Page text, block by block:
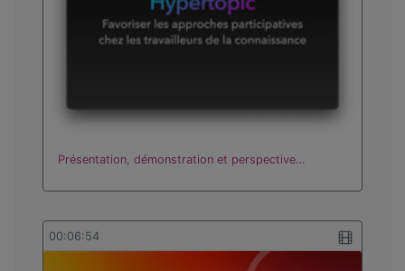
Présentation, démonstration et perspective…
00:06:54